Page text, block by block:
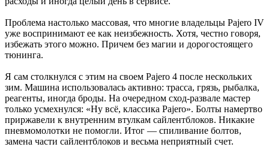
Проблема настолько массовая, что многие владельцы Pajero IV
уже воспринимают ее как неизбежность. Хотя, честно говоря,
избежать этого можно. Причем без магии и дорогостоящего
тюнинга.
Я сам столкнулся с этим на своем Pajero 4 после нескольких
зим. Машина использовалась активно: трасса, грязь, рыбалка,
реагенты, иногда броды. На очередном сход-развале мастер
только усмехнулся: «Ну всё, классика Pajero». Болты намертво
приржавели к внутренним втулкам сайлентблоков. Никакие
пневмомолотки не помогли. Итог — спиливание болтов,
замена части сайлентблоков и весьма неприятный счет.